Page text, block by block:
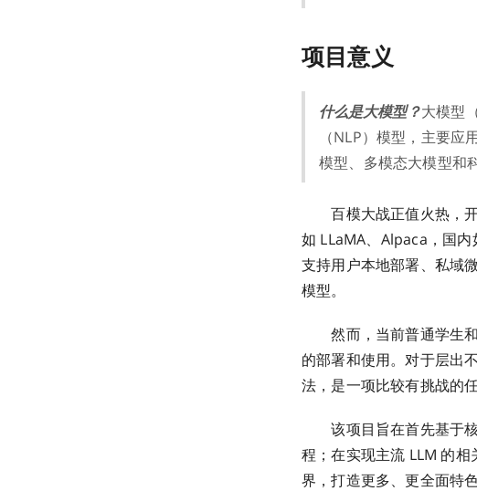
项目意义
什么是大模型？大模型
（NLP）模型，主要
模型、多模态大模型和
百模大战正值火热，开
如 LLaMA、Alpaca，国
支持用户本地部署、私域
模型。
然而，当前普通学生和
的部署和使用。对于层出
法，是一项比较有挑战的任
该项目旨在首先基于核
程；在实现主流 LLM 的
界，打造更多、更全面特